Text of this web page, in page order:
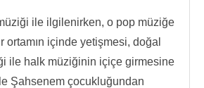
ile ilgilenirken, o pop müziğe
ortamın içinde yetişmesi, doğal
ile halk müziğinin içiçe girmesine
Şahsenem çocukluğundan